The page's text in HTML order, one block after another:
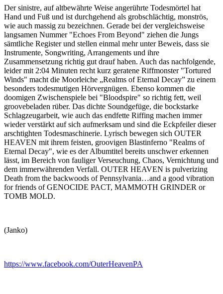
Der sinistre, auf altbewährte Weise angerührte Todesmörtel hat
Hand und Fuß und ist durchgehend als grobschlächtig, monströs,
wie auch massig zu bezeichnen. Gerade bei der vergleichsweise
langsamen Nummer "Echoes From Beyond" ziehen die Jungs
sämtliche Register und stellen einmal mehr unter Beweis, dass sie
Instrumente, Songwriting, Arrangements und ihre
Zusammensetzung richtig gut drauf haben. Auch das nachfolgende,
leider mit 2:04 Minuten recht kurz geratene Riffmonster "Tortured
Winds" macht die Moorleiche „Realms of Eternal Decay” zu einem
besonders todesmutigen Hörvergnügen. Ebenso kommen die
doomigen Zwischenspiele bei "Bloodspire" so richtig fett, weil
groovebeladen rüber. Das dichte Soundgefüge, die bockstarke
Schlagzeugarbeit, wie auch das endfette Riffing machen immer
wieder verstärkt auf sich aufmerksam und sind die Eckpfeiler dieser
arschtighten Todesmaschinerie. Lyrisch bewegen sich OUTER
HEAVEN mit ihrem feisten, groovigen Blastinferno "Realms of
Eternal Decay", wie es der Albumtitel bereits unschwer erkennen
lässt, im Bereich von fauliger Verseuchung, Chaos, Vernichtung und
dem immerwährenden Verfall. OUTER HEAVEN is pulverizing
Death from the backwoods of Pennsylvania…and a good vibration
for friends of GENOCIDE PACT, MAMMOTH GRINDER or
TOMB MOLD.
(Janko)
https://www.facebook.com/OuterHeavenPA